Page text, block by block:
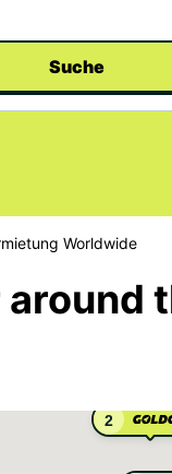
Suche
Worldwide
2